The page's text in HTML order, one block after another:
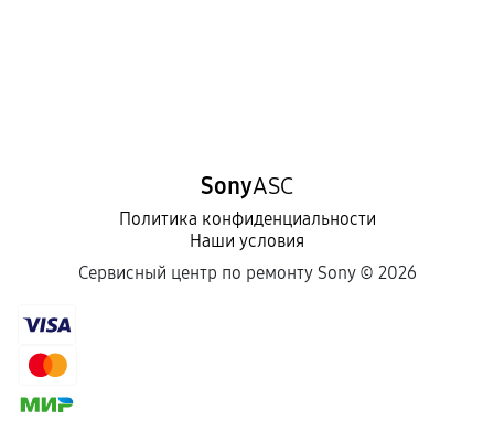
SonyASC
Политика конфиденциальности
Наши условия
Сервисный центр по ремонту Sony © 2026